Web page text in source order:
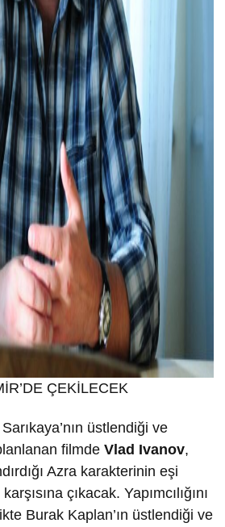
ÇEKİLECEK
üstlendiği ve
filmde Vlad Ivanov,
Azra karakterinin eşi
çıkacak. Yapımcılığını
Burak Kaplan’ın üstlendiği ve